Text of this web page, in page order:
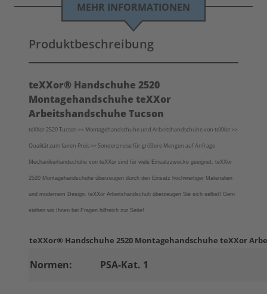
MEHR INFORMATIONEN
Produktbeschreibung
teXXor® Handschuhe 2520
Montagehandschuhe teXXor
Arbeitshandschuhe Tucson
teXXor 2520 Tucson >> Montagehandschuhe und Arbeitshandschuhe von teXXor >>
Qualität zum fairen Preis >> Sonderpreise für größere Mengen auf Anfrage
Mechanikerhandschuhe von teXXor sind für viele Einsatzzwecke geeignet. teXXor
2520 Montagehandschuhe überzeugen durch den Einsatz hochwertiger Materialien
und modernem Design. teXXor Arbeitshandschuh überzeugen Sie sich selbst! Gern
stehen wir Ihnen bei Fragen hilfreich zur Seite!
teXXor® Handschuhe 2520 Montagehandschuhe teXXor
Normen: PSA-Kat. 1